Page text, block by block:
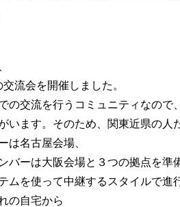
流会を開催しました。
の交流を行うコミュニティなので、
います。そのため、関東近県の人
は名古屋会場、
バーは大阪会場と３つの拠点を準
ムを使って中継するスタイルで進
の自宅から